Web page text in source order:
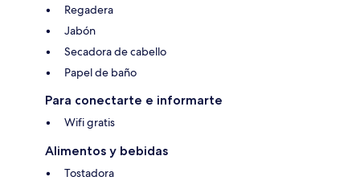
Regadera
Jabón
Secadora de cabello
Papel de baño
Para conectarte e informarte
Wifi gratis
Alimentos y bebidas
Tostadora